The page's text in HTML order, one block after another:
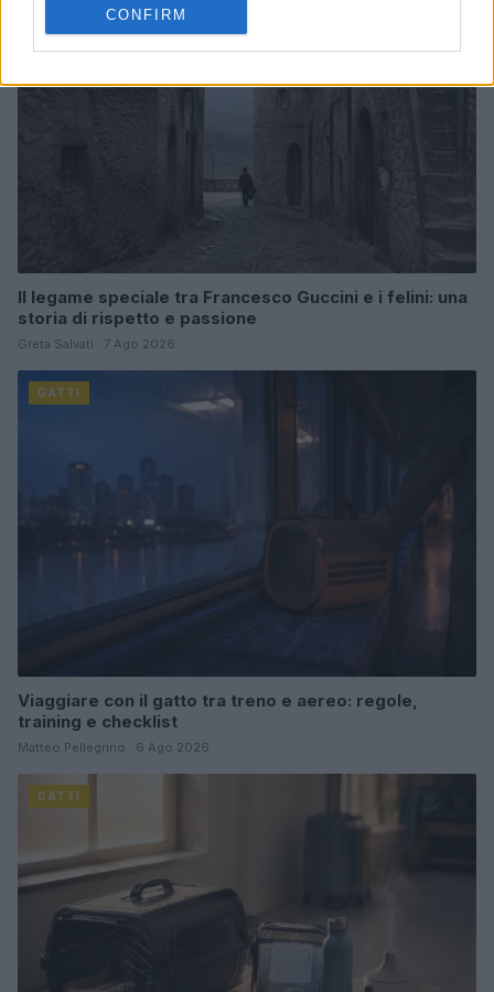
CONFIRM
Il legame speciale tra Francesco Guccini e i felini: una
storia di rispetto e passione
Greta Salvati · 7 Ago 2026
GATTI
Viaggiare con il gatto tra treno e aereo: regole,
training e checklist
Matteo Pellegrino · 6 Ago 2026
GATTI